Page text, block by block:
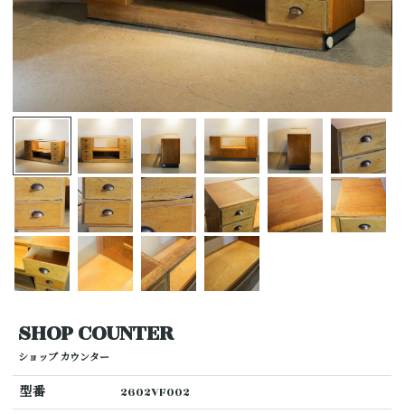
SHOP COUNTER
ショップ カウンター
型番
2602VF002